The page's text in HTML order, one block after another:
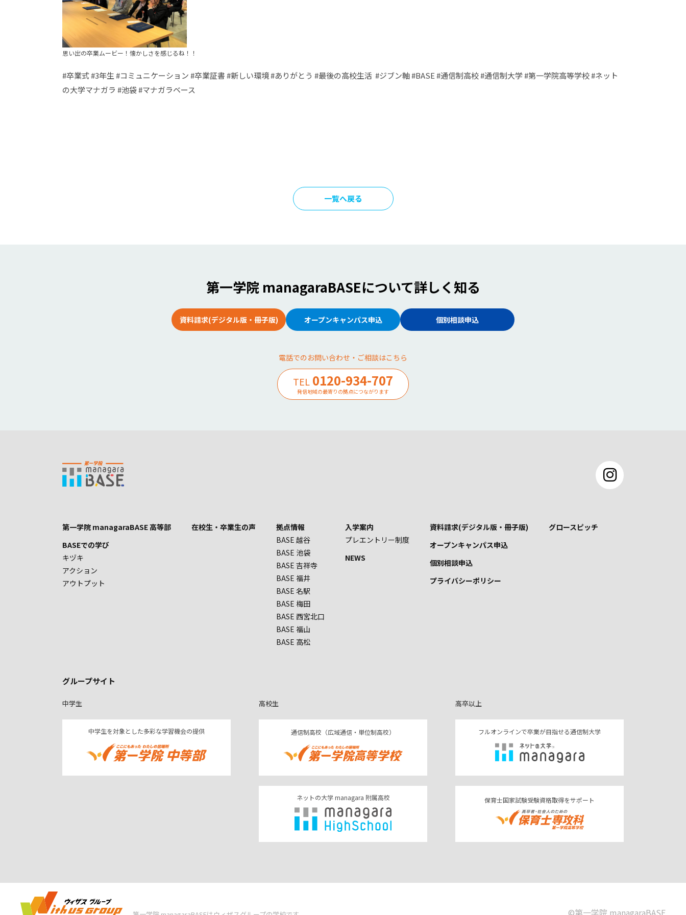
思い出の卒業ムービー！懐かしさを感じるね！！
#卒業式 #3年生 #コミュニケーション #卒業証書 #新しい環境 #ありがとう #最後の高校生活 #ジブン軸 #BASE #通信制高校 #通信制大学 #第一学院高等学校 #ネット
の大学マナガラ #池袋 #マナガラベース
一覧へ戻る
第一学院 managaraBASEについて詳しく知る
資料請求(デジタル版・冊子版) オープンキャンパス申込 個別相談申込
電話でのお問い合わせ・ご相談はこちら
TEL 0120-934-707
発信地域の最寄りの拠点につながります
第一学院 managaraBASE 高等部
BASEでの学び
キヅキ
アクション
アウトプット
在校生・卒業生の声
拠点情報
BASE 越谷
BASE 池袋
BASE 吉祥寺
BASE 福井
BASE 名駅
BASE 梅田
BASE 西宮北口
BASE 福山
BASE 高松
入学案内
プレエントリー制度
NEWS
資料請求(デジタル版・冊子版)
オープンキャンパス申込
個別相談申込
プライバシーポリシー
グロースピッチ
グループサイト
中学生
中学生を対象とした多彩な学習機会の提供
高校生
通信制高校（広域通信・単位制高校）
ネットの大学 managara 附属高校
高卒以上
フルオンラインで卒業が目指せる通信制大学
保育士国家試験受験資格取得をサポート
©︎第一学院 managaraBASE